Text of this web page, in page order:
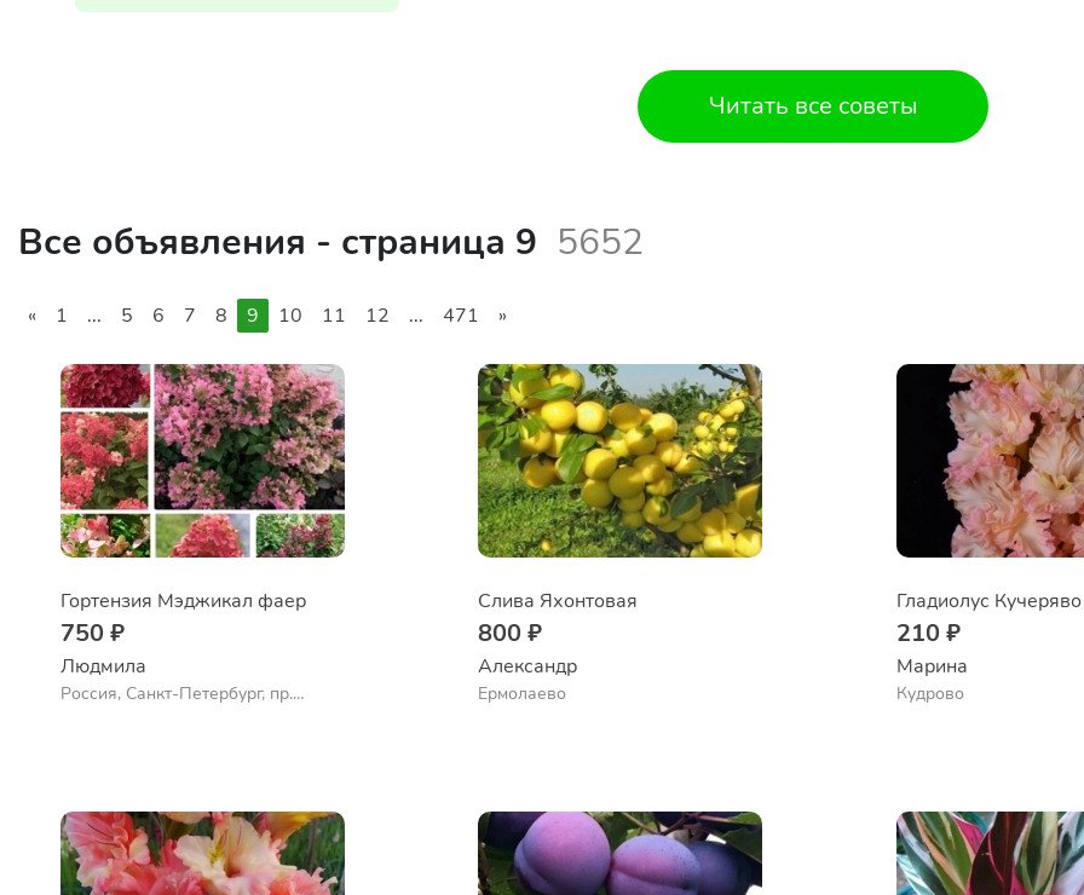
Читать все советы
Все объявления - страница 9 5652
« 1 ... 5 6 7 8 9 10 11 12 ... 471 »
Гортензия Мэджикал фаер
750 ₽
Людмила
Россия, Санкт-Петербург, пр.
Слива Яхонтовая
800 ₽
Александр
Ермолаево
Гладиолус
210 ₽
Марина
Кудрово